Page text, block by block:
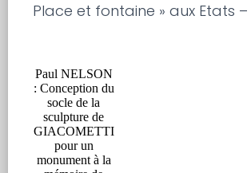
Place et fontaine » aux Etats –
Paul NELSON
: Conception du
socle de la
sculpture de
GIACOMETTI
pour un
monument à la